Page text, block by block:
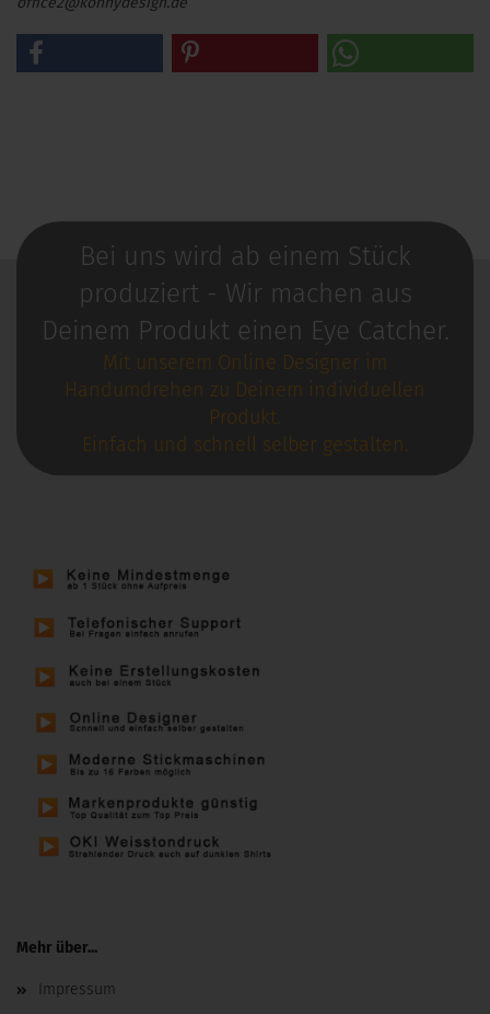
Bei uns wird ab einem Stück
produziert - Wir machen aus
Deinem Produkt einen Eye Catcher.
Mit unserem Online Designer im
Handumdrehen zu Deinem individuellen
Produkt.
Einfach und schnell selber gestalten.
Mehr über...
Impressum